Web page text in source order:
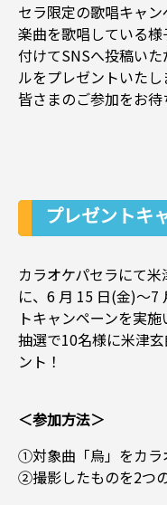
セラ限定の歌唱キャン
楽曲を歌唱している
付けてSNSへ投稿い
ルをプレゼントいたし
皆さまのご参加をお待
プレゼントキ
カラオケパセラにて
に、6 月 15 日(金)～7
トキャンペーンを実施
抽選で10名様に米津
ント！
＜参加方法＞
①対象曲「烏」をカラ
②撮影したものを2つ